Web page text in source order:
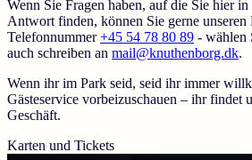
Wenn Sie Fragen haben, auf die Sie hier
Antwort finden, können Sie gerne unseren
Telefonnummer+45 54 78 80 89 - wählen
auch schreiben an mail@knuthenborg.dk.
Wenn ihr im Park seid, seid ihr immer
Gästeservice vorbeizuschauen – ihr findet
Geschäft.
Karten und Tickets